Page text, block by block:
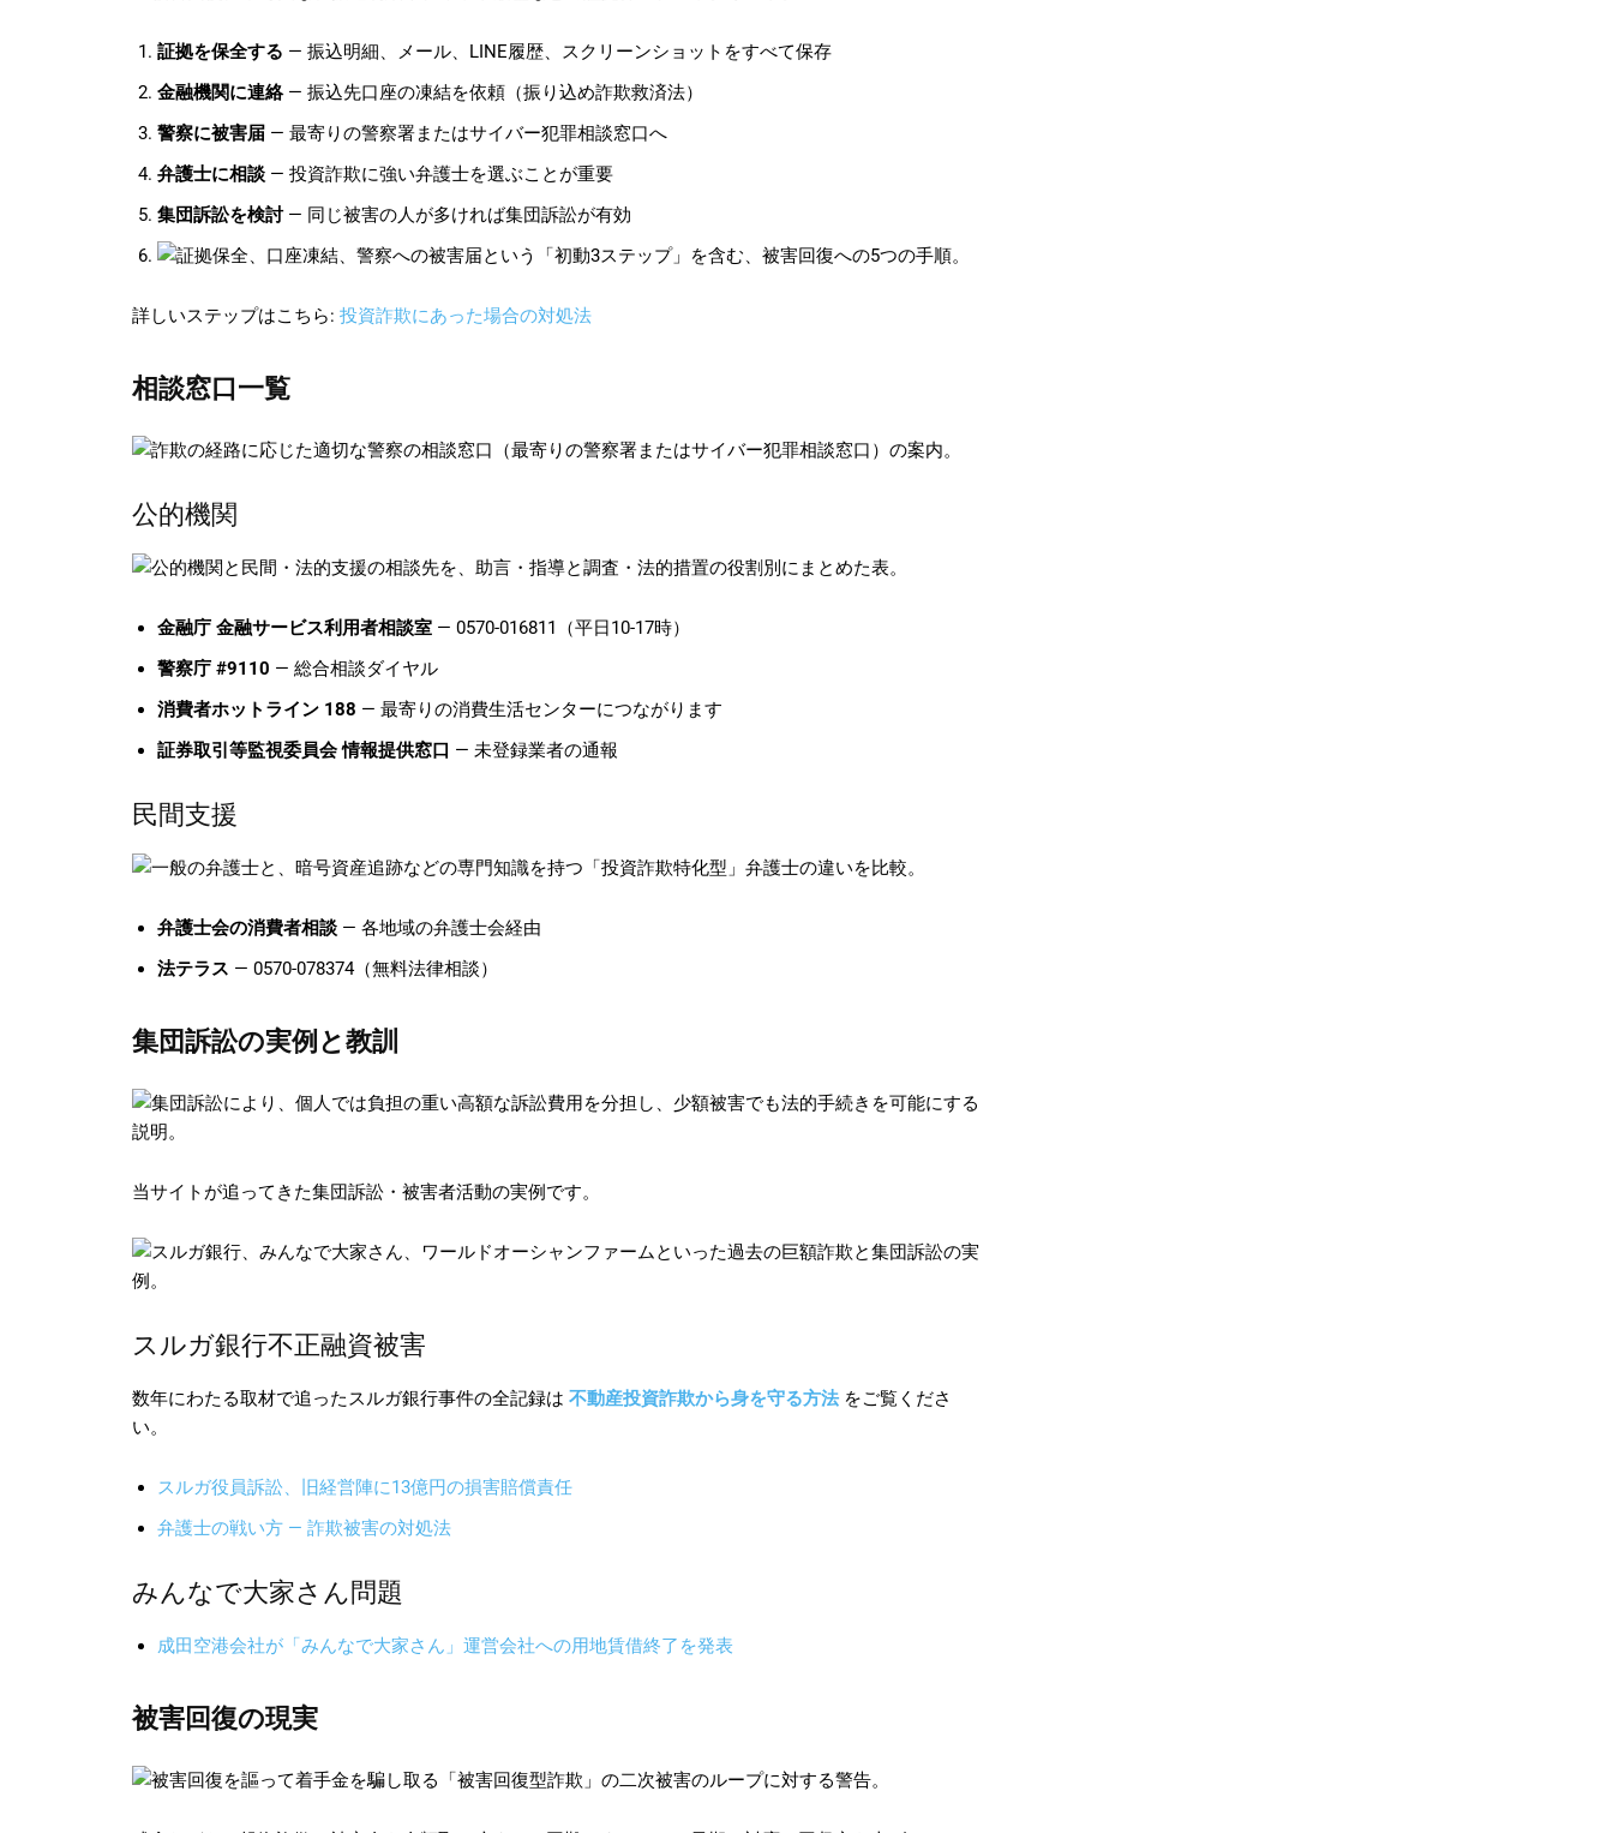
証拠を保全する — 振込明細、メール、LINE履歴、スクリーンショットをすべて保存
金融機関に連絡— 振込先口座の凍結を依頼（振り込め詐欺救済法）
警察に被害届 — 最寄りの警察署またはサイバー犯罪相談窓口へ
弁護士に相談 — 投資詐欺に強い弁護士を選ぶことが重要
集団訴訟を検討— 同じ被害の人が多ければ集団訴訟が有効
詳しいステップはこちら: 投資詐欺にあった場合の対処法
相談窓口一覧
公的機関
金融庁 金融サービス利用者相談室 — 0570-016811（平日10-17時）
警察庁 #9110 — 総合相談ダイヤル
消費者ホットライン 188 — 最寄りの消費生活センターにつながります
証券取引等監視委員会 情報提供窓口 — 未登録業者の通報
民間支援
弁護士会の消費者相談 — 各地域の弁護士会経由
法テラス — 0570-078374（無料法律相談）
集団訴訟の実例と教訓
当サイトが追ってきた集団訴訟・被害者活動の実例です。
スルガ銀行不正融資被害
数年にわたる取材で追ったスルガ銀行事件の全記録は 不動産投資詐欺から身を守る方法 をご覧くださ
い。
スルガ役員訴訟、旧経営陣に13億円の損害賠償責任
弁護士の戦い方 — 詐欺被害の対処法
みんなで大家さん問題
成田空港会社が「みんなで大家さん」運営会社への用地賃借終了を発表
被害回復の現実